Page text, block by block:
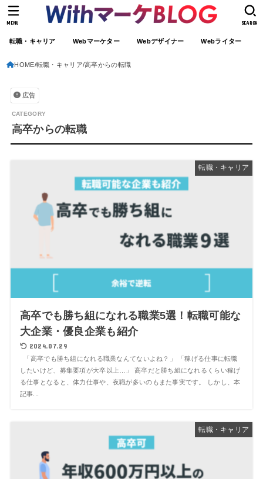
転職・キャリア Webマーケター Webデザイナー Webライター
SEARCH
MENU
HOME 転職・キャリア 高卒からの転職
広告
高卒からの転職
転職・キャリア
高卒でも勝ち組になれる職業5選！転職可能な
大企業・優良企業も紹介
2024.07.29
「高卒でも勝ち組になれる職業なんてないよね？」 「稼げる仕事に転職
したいけど、募集要項が大卒以上…」 高卒だと勝ち組になれるくらい稼げ
る仕事となると、体力仕事や、夜職が多いのもまた事実です。 しかし、本
記事...
転職・キャリア